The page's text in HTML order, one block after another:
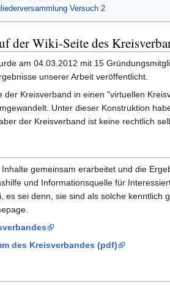
Versuch 2
der Wiki-Seite des
am 04.03.2012 mit 15
unserer Arbeit veröffentlicht.
der Kreisverband in einen "virtuellen
Unter dieser Konstruktion
der Kreisverband ist keine rechtlich
gemeinsam erarbeitet und die
und Informationsquelle für
es sei denn, sie sind als solche
des Kreisverbandes (pdf)